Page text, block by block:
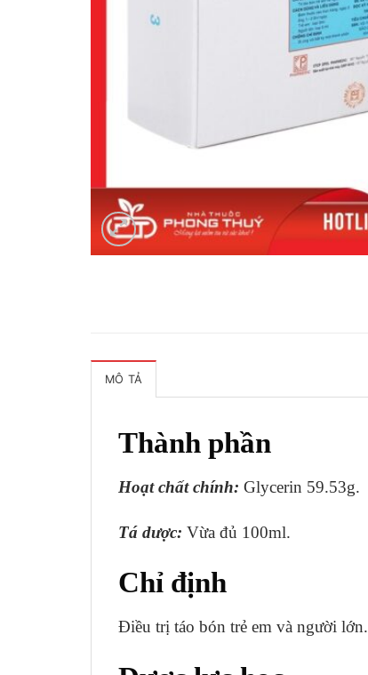
MÔ TẢ
Thành phần
Hoạt chất chính: Glycerin 59.53g.
Tá dược: Vừa đủ 100ml.
Chỉ định
Ðiều trị táo bón trẻ em và người lớn.